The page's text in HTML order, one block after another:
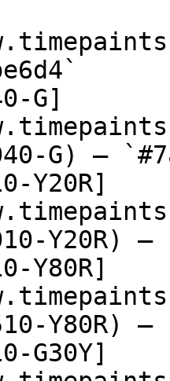
G]
G) —
Y20R]
Y20R)
Y80R]
Y80R)
G30Y]